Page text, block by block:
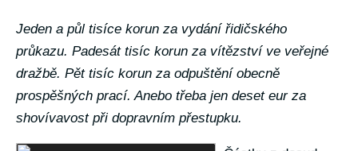
Jeden a půl tisíce korun za vydání řidičského
průkazu. Padesát tisíc korun za vítězství ve veřejné
dražbě. Pět tisíc korun za odpuštění obecně
prospěšných prací. Anebo třeba jen deset eur za
shovívavost při dopravním přestupku.